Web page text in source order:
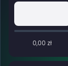
0,00 zł